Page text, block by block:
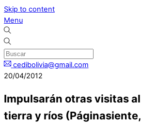
Skip to content
Menu
cedibolivia@gmail.com
20/04/2012
Impulsarán otras visitas al
tierra y ríos